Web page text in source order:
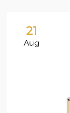
21
Aug